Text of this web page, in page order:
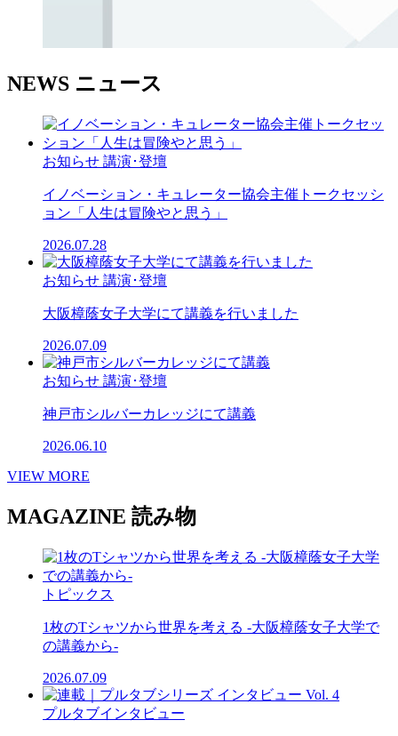
NEWS ニュース
お知らせ 講演･登壇
イノベーション・キュレーター協会主催トークセッシ
ョン「人生は冒険やと思う」
2026.07.28
お知らせ 講演･登壇
大阪樟蔭女子大学にて講義を行いました
2026.07.09
お知らせ 講演･登壇
神戸市シルバーカレッジにて講義
2026.06.10
VIEW MORE
MAGAZINE 読み物
トピックス
1枚のTシャツから世界を考える -大阪樟蔭女子大学で
の講義から-
2026.07.09
プルタブインタビュー